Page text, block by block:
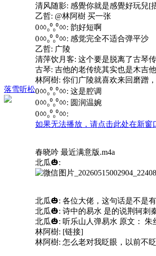
落雪听松
清风随影: 感覺你就是感覺好玩兒[
乙哲: @林阿樹 买一张
0ㆀ₀⁰₀⁰ㆀ: 韵好短啊
0ㆀ₀⁰₀⁰ㆀ: 感觉完全不适合弹平沙
乙哲: 广陵
清萍饮月客: 这个要是脱离了古琴
古琴: 吉他的老传统其实也是木吉他
林阿樹: 你们广陵就喜欢来回磨蹭
0ㆀ₀⁰₀⁰ㆀ: 这是腔调
0ㆀ₀⁰₀⁰ㆀ: 圆润温婉
0ㆀ₀⁰₀⁰ㆀ:
如果无法播放，请点击此处在新窗
春晓吟 最近满意版.m4a
北瓜🎃:
北瓜🎃: 各位大佬，这句话是不是
北瓜🎃: 诗中的易水 是的说荆轲刺
北瓜🎃: 听乐山人弹易水 原文：
林阿樹: [链接]
林阿樹: 怎么老对我眨眼，以前不